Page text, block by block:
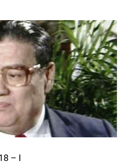
– I